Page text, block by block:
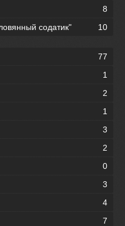
8
содатик"
10
77
1
2
1
3
2
0
3
4
7